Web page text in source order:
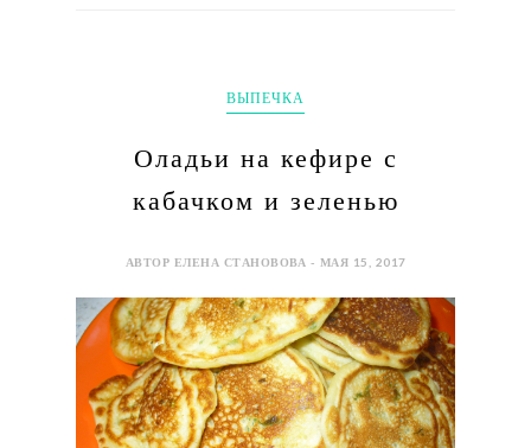
ВЫПЕЧКА
Оладьи на кефире с
кабачком и зеленью
АВТОР ЕЛЕНА СТАНОВОВА - МАЯ 15, 2017